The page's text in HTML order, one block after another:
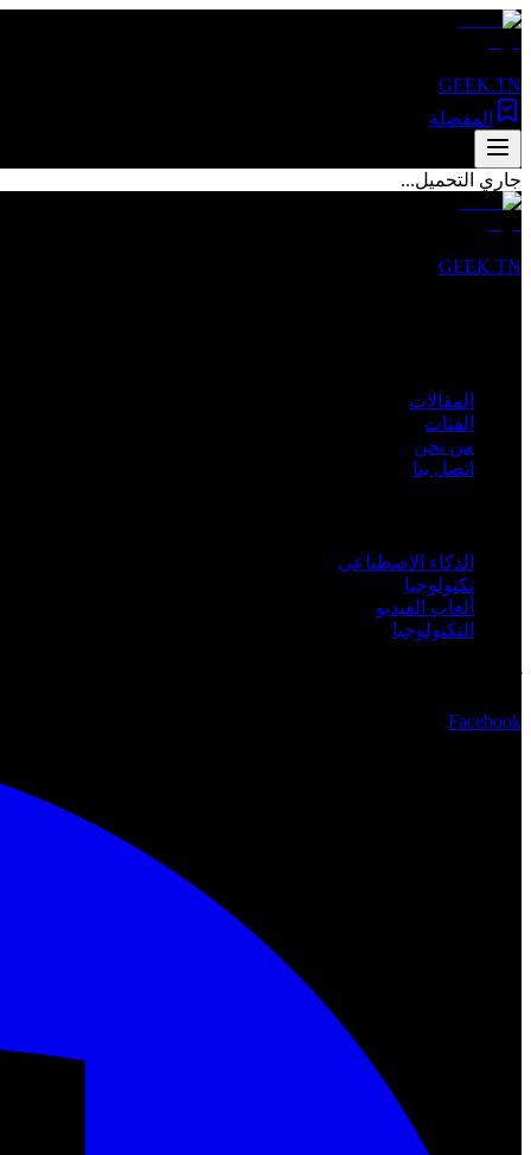
GEEK.TN
المفضلة
جاري التحميل...
GEEK.TN
المقالات
الفئات
من نحن
اتصل بنا
الذكاء الاصطناعي
تكنولوجيا
ألعاب الفيديو
التكنولوجيا
Facebook